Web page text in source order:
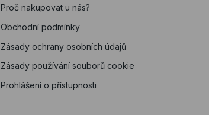
Proč nakupovat u nás?
Obchodní podmínky
Zásady ochrany osobních údajů
Zásady používání souborů cookie
Prohlášení o přístupnosti